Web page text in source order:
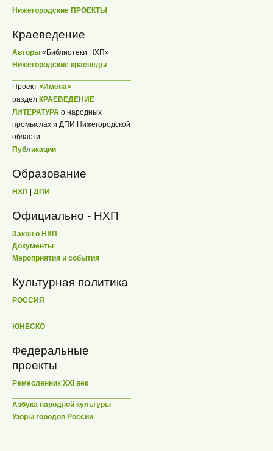
Нижегородские ПРОЕКТЫ
Краеведение
Авторы «Библиотеки НХП»
Нижегородские краеведы
Проект «Имена»
раздел КРАЕВЕДЕНИЕ
ЛИТЕРАТУРА о народных
промыслах и ДПИ Нижегородской
области
Публикации
Образование
НХП ДПИ
Официально - НХП
Закон о НХП
Документы
Мероприятия и события
Культурная политика
РОССИЯ
ЮНЕСКО
Федеральные
проекты
Ремесленник XXI век
Азбука народной культуры
Узоры городов России